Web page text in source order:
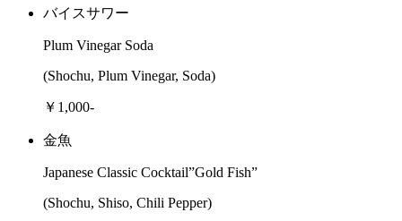
バイスサワー
Plum Vinegar Soda
(Shochu, Plum Vinegar, Soda)
￥1,000-
金魚
Japanese Classic Cocktail”Gold Fish”
(Shochu, Shiso, Chili Pepper)